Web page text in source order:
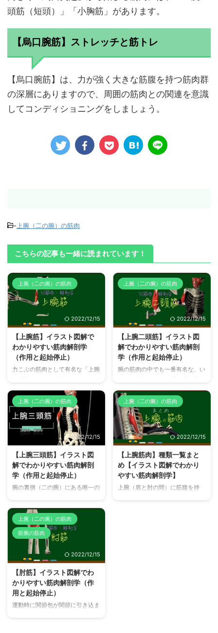
頭筋（短頭）」「小胸筋」があります。
【烏口腕筋】ストレッチと筋トレ
【烏口腕筋】は、力が強く大きな筋腹を持つ筋肉群
の深層にありますので、周囲の筋肉との関連を意識
してコンディショニングをしましょう。
- 上腕（二の腕）の筋肉
こちらの記事も一緒に読まれています！
上腕（二の腕）の筋肉
2022/12/15
【上腕筋】イラスト図解で
わかりやすい筋肉解剖学
（作用と起始停止）
力こぶの筋肉として有名な「上腕
常時作用する筋肉:【上腕筋】の
解剖学構造についてイラスト図解
を使ってわかりやすく説明してい
ます。 【上腕筋】とは？どこに
あるどんな筋肉 【上腕筋】は、
力こぶの筋肉として有名な「上腕
二頭筋」の深層にある上腕前部の
筋肉です。 「上腕二頭筋」が付
着している「橈骨」は回内外で動
きますが、【上腕筋】停止する
「尺骨」はほとんど動かないた
の位置に影響を受けず、前腕の位
置にかかわらず一定のパフォーマ
ンス ...
上腕（二の腕）の筋肉
2022/12/15
【上腕二頭筋】イラスト図
解でわかりやすい筋肉解剖
学（作用と起始停止）
腕の筋肉の中でも一番有名な、い
頭筋】の解剖学構造（起始停止、
作用、神経支配）についてイラス
ト図解を使ってわかりやすく説明
しています。 【上腕二頭筋】と
は？どこにあるどんな筋肉？
【上腕二頭筋】は上腕前部表層を
占める大きく分厚い筋肉で、2頭
で起始しているため【上腕二頭
筋】と呼ばれます。 腕の筋肉の
中でも一番有名な、いわゆる「力
こぶ」の筋肉である【上腕二頭
上腕（二の腕）の筋肉
2022/12/15
【上腕三頭筋】イラスト図
解でわかりやすい筋肉解剖
学（作用と起始停止）
腕の裏側（二の腕）にある唯一の
（起始停止、作用、神経支配）に
ついてイラスト図解を使ってわか
りやすく説明していますので、正
しい知識で効果的に腕の引き締め
やボディメイクをしましょう。
【上腕三頭筋】とは？どこにある
どんな筋肉？ 【上腕三頭筋】
は、上腕後面（いわゆる二の腕：
力こぶの反対側）に分類される唯
一の筋肉で、上腕後面全域に大き
な筋腹を構成しています。 【上
上腕（二の腕）の筋肉
2022/12/15
【上腕筋肉】種類一覧まと
め【イラスト図解でわかり
やすい筋肉解剖学】
上腕（肩と肘の間）に筋腹を持
上腕（二の腕）の筋肉
前腕の筋肉
2022/12/15
【肘筋】イラスト図解でわ
かりやすい筋肉解剖学（作
用と起始停止）
運動時に関節包が関節に引き込ま